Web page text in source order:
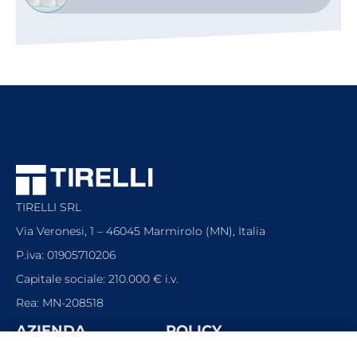
TIRELLI SRL
Via Veronesi, 1 – 46045 Marmirolo (MN), Italia
P.iva: 01905710206
Capitale sociale: 210.000 € i.v.
Rea: MN-208518
AZIENDA POLICY